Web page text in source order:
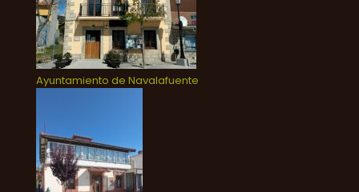
Ayuntamiento de Navalafuente